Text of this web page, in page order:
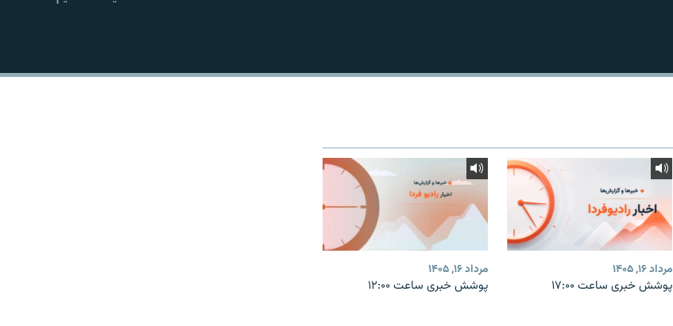
EMBED
مرداد ۱۶, ۱۴۰۵
پوشش خبری ساعت ۱۷:۰۰
مرداد ۱۶, ۱۴۰۵
پوشش خبری ساعت ۱۲:۰۰